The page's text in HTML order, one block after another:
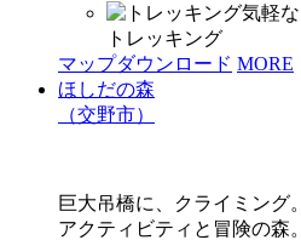
気軽な
トレッキング
マップダウンロード MORE
ほしだの森
（交野市）
巨大吊橋に、クライミング。
アクティビティと冒険の森。